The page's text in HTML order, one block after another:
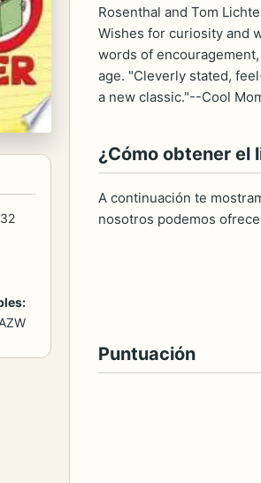
Rosenthal and Tom
Wishes for curiosity and
words of
age. "Cleverly stated,
a new classic."--Cool
¿Cómo obtener el
A continuación te
nosotros podemos
Puntuación